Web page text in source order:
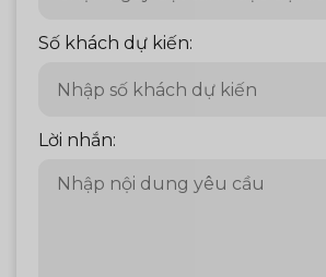
Số khách dự kiến:
Lời nhắn: